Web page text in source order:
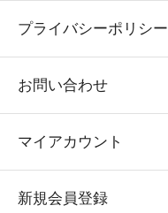
プライバシーポリシー
お問い合わせ
マイアカウント
新規会員登録